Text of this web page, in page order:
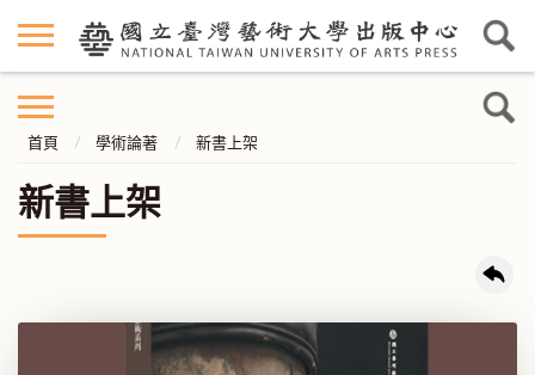
首頁 學術論著 新書上架
新書上架